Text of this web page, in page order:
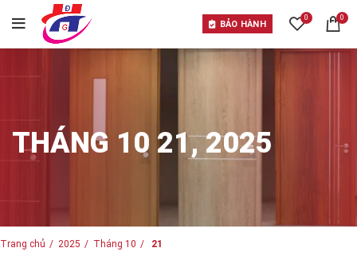
BẢO HÀNH
0 0
THÁNG 10 21, 2025
Trang chủ 2025 Tháng 10 21